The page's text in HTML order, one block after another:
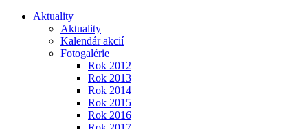
Aktuality
Aktuality
Kalendár akcií
Fotogalérie
Rok 2012
Rok 2013
Rok 2014
Rok 2015
Rok 2016